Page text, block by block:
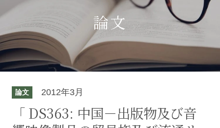
論文
論文 2012年3月
「 DS363: 中国－出版物及び音